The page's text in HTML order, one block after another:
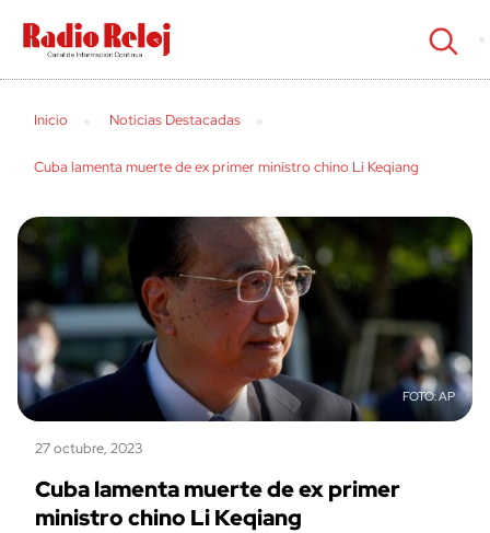
cerrar
Inicio Noticias Destacadas
Cuba lamenta muerte de ex primer ministro chino Li Keqiang
AP
27 octubre, 2023
Cuba lamenta muerte de ex primer
ministro chino Li Keqiang